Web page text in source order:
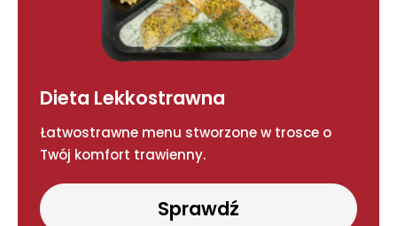
Dieta Lekkostrawna
Łatwostrawne menu stworzone w trosce o
Twój komfort trawienny.
Sprawdź